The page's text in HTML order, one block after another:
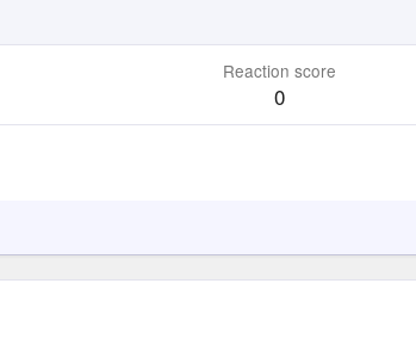
Reaction score
0